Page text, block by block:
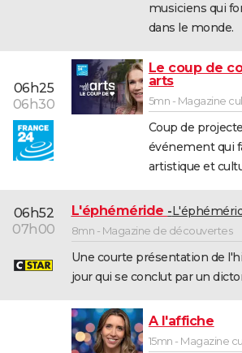
musiciens qui
dans le monde.
06h25
06h30
Le coup de
arts
5mn - Magazine
Coup de
événement qui
artistique et
06h52
07h00
L'éphéméride
8mn - Magazine de découvertes
Une courte présentation de
jour qui se conclut par un
A l'affiche
15mn - Magazine